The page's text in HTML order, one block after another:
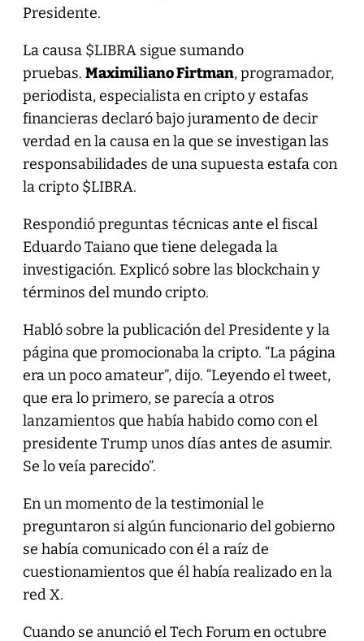
Presidente.
La causa $LIBRA sigue sumando
pruebas. Maximiliano Firtman, programador,
periodista, especialista en cripto y estafas
financieras declaró bajo juramento de decir
verdad en la causa en la que se investigan las
responsabilidades de una supuesta estafa con
la cripto $LIBRA.
Respondió preguntas técnicas ante el fiscal
Eduardo Taiano que tiene delegada la
investigación. Explicó sobre las blockchain y
términos del mundo cripto.
Habló sobre la publicación del Presidente y la
página que promocionaba la cripto. “La página
era un poco amateur”, dijo. “Leyendo el tweet,
que era lo primero, se parecía a otros
lanzamientos que había habido como con el
presidente Trump unos días antes de asumir.
Se lo veía parecido”.
En un momento de la testimonial le
preguntaron si algún funcionario del gobierno
se había comunicado con él a raíz de
cuestionamientos que él había realizado en la
red X.
Cuando se anunció el Tech Forum en octubre